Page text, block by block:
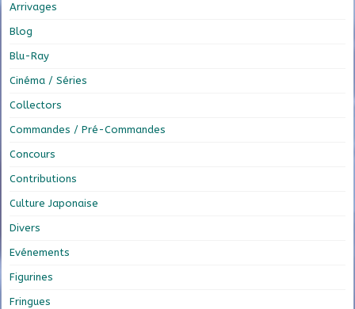
Arrivages
Blog
Blu-Ray
Cinéma / Séries
Collectors
Commandes / Pré-Commandes
Concours
Contributions
Culture Japonaise
Divers
Evénements
Figurines
Fringues